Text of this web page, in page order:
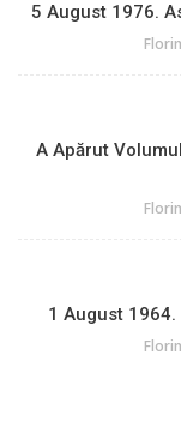
5 August 1976.
A Apărut
1 August